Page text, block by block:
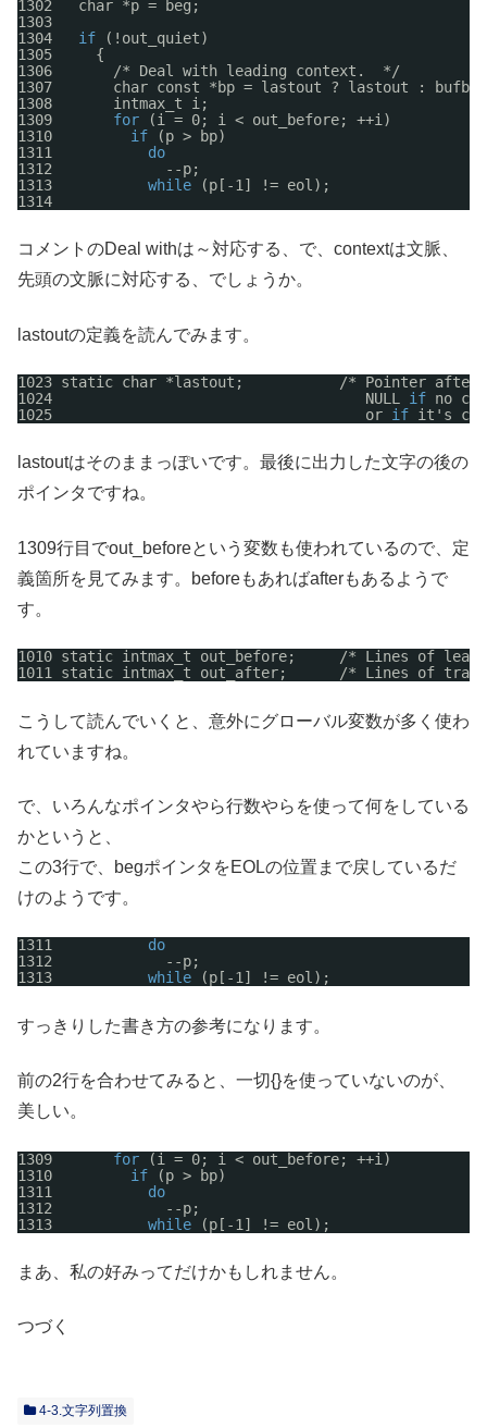
1302   char *p = beg;
1303
1304 if
(!out_quiet)
1305     {
1306       /* Deal with leading context.  */
1307       char const *bp = lastout ? lastout :
1308       intmax_t i;
1309 for
(i = 0; i < out_before; ++i)
1310 if
(p > bp)
1311 do
1312             --p;
1313 while
(p[-1] != eol);
1314
コメントのDeal withは～対応する、で、contextは文脈、
先頭の文脈に対応する、でしょうか。
lastoutの定義を読んでみます。
1023 static char *lastout;           /* Pointer
1024                                    NULL if no
1025                                    or if it's
lastoutはそのままっぽいです。最後に出力した文字の後の
ポインタですね。
1309行目でout_beforeという変数も使われているので、定
義箇所を見てみます。beforeもあればafterもあるようで
す。
1010 static intmax_t out_before;     /* Lines of
1011 static intmax_t out_after;      /* Lines of
こうして読んでいくと、意外にグローバル変数が多く使わ
れていますね。
で、いろんなポインタやら行数やらを使って何をしている
かというと、
この3行で、begポインタをEOLの位置まで戻しているだ
けのようです。
1311 do
1312             --p;
1313 while (p[-1] != eol);
すっきりした書き方の参考になります。
前の2行を合わせてみると、一切{}を使っていないのが、
美しい。
1309 for
(i = 0; i < out_before; ++i)
1310 if
(p > bp)
1311 do
1312             --p;
1313 while (p[-1] != eol);
まあ、私の好みってだけかもしれません。
つづく
4-3.文字列置換